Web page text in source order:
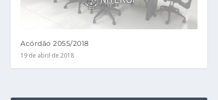
Acórdão 2055/2018
19 de abril de 2018